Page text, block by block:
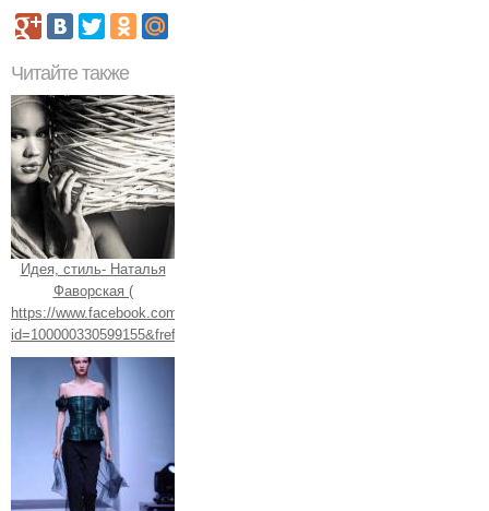
Читайте также
Идея, стиль- Наталья
Фаворская (
https://www.facebook.com/profile.php?
id=100000330599155&fref=ts).